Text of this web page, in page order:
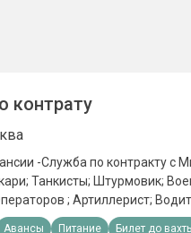
контрату
-Служба по контракту
Танкисты; Штурмовик;
; Артиллерист;
можно без опыта
Авансы Питание Билет до